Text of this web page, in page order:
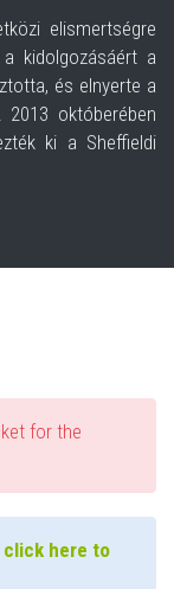
elismertségre
kidolgozásáért a
és elnyerte a
2013 októberében
ki a Sheffieldi
for the
click here to